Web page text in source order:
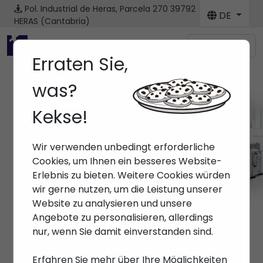
Pol. Industrial de Heras, Parcela 270 39792
HERAS (Cantabria)
DE
Menú
Erraten Sie,
was?
Kekse!
Wir verwenden unbedingt erforderliche
Cookies, um Ihnen ein besseres Website-
Erlebnis zu bieten. Weitere Cookies würden
wir gerne nutzen, um die Leistung unserer
Website zu analysieren und unsere
Angebote zu personalisieren, allerdings
nur, wenn Sie damit einverstanden sind.
Erfahren Sie mehr über Ihre Möglichkeiten